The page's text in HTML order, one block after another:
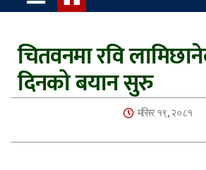
चितवनमा रवि
दिनको बयान सुरु
मंसिर १९, २०८१